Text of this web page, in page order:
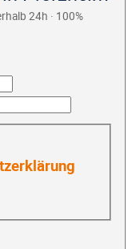
24h · 100%